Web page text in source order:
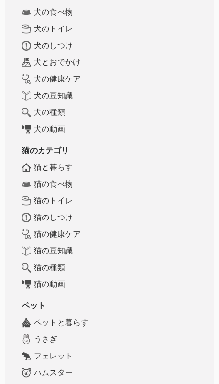
犬の食べ物
犬のトイレ
犬のしつけ
犬とおでかけ
犬の健康ケア
犬の豆知識
犬の種類
犬の動画
猫のカテゴリ
猫と暮らす
猫の食べ物
猫のトイレ
猫のしつけ
猫の健康ケア
猫の豆知識
猫の種類
猫の動画
ペット
ペットと暮らす
うさぎ
フェレット
ハムスター